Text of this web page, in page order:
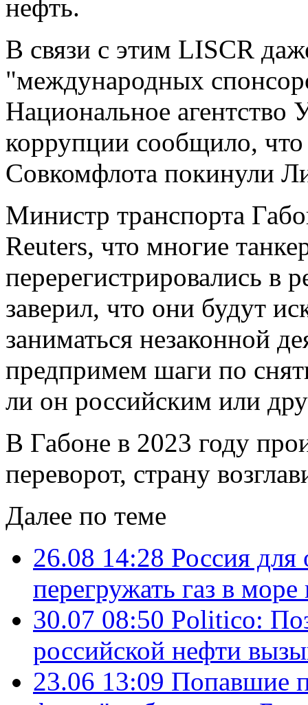
нефть.
В связи с этим LISCR
"международных
Национальное
коррупции сообщило, что
Совкомфлота покинули
Министр транспорта
Reuters, что многие
перерегистрировались в
заверил, что они будут
заниматься незаконной
предпримем шаги по
ли он российским или
В Габоне в 2023 году
переворот, страну
Далее по теме
26.08 14:28 Россия для
перегружать газ в
30.07 08:50 Politico:
российской нефти
23.06 13:09 Попавшие